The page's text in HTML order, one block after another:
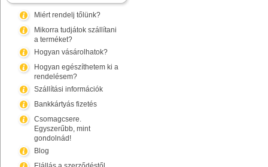
Miért rendelj tőlünk?
Mikorra tudjátok szállítani
a terméket?
Hogyan vásárolhatok?
Hogyan egészíthetem ki a
rendelésem?
Szállítási információk
Bankkártyás fizetés
Csomagcsere.
Egyszerűbb, mint
gondolnád!
Blog